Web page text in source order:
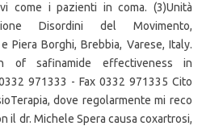
come i pazienti in coma. (3)Unità
Disordini del Movimento,
Piera Borghi, Brebbia, Varese, Italy.
of safinamide effectiveness in
971333 - Fax 0332 971335 Cito
dove regolarmente mi reco
il dr. Michele Spera causa coxartrosi,